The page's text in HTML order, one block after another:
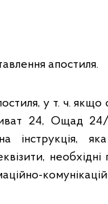
апостиля.
у т. ч. якщо
24, Ощад
інструкція,